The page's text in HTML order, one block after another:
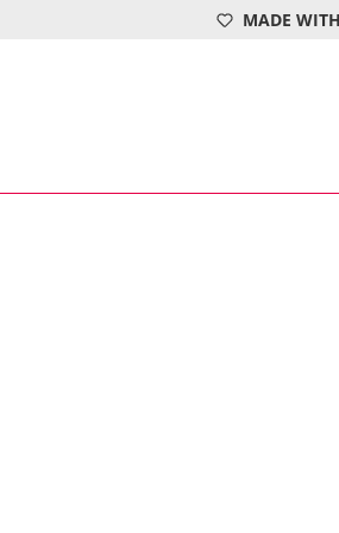
Zur Hauptnavigation
MADE